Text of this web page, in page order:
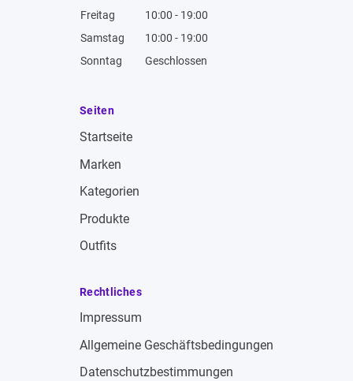
Freitag
10:00 - 19:00
Samstag
10:00 - 19:00
Sonntag
Geschlossen
Seiten
Startseite
Marken
Kategorien
Produkte
Outfits
Rechtliches
Impressum
Allgemeine Geschäftsbedingungen
Datenschutzbestimmungen